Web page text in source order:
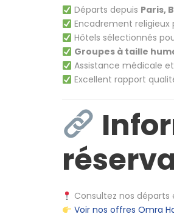
Départs depuis Paris,
Encadrement religieux
Hôtels sélectionnés
Groupes à taille
Assistance médicale
Excellent rapport
Consultez nos départs
Voir nos offres Omra